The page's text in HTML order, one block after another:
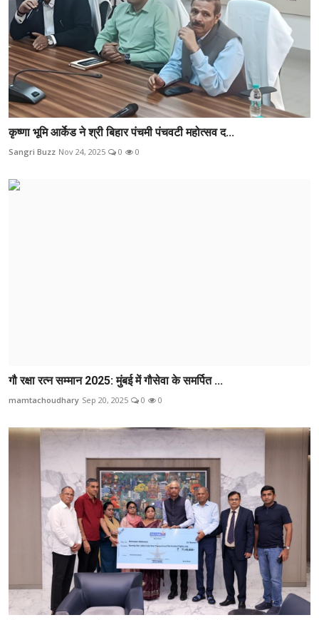
कृष्णा भूमि आर्केड ने श्री बिहार पंचमी पंचवटी महोत्सव द...
Sangri Buzz Nov 24, 2025 0 0
गौ रक्षा रत्न सम्मान 2025: मुंबई में गौसेवा के समर्पित ...
mamtachoudhary Sep 20, 2025 0 0